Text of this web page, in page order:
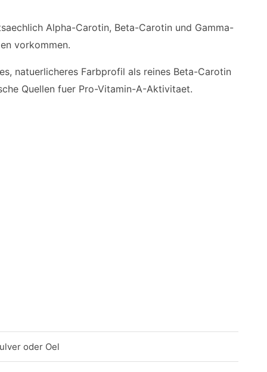
Alpha-Carotin, Beta-Carotin und Gamma-
vorkommen.
natuerlicheres Farbprofil als reines Beta-Carotin
Quellen fuer Pro-Vitamin-A-Aktivitaet.
oder Oel